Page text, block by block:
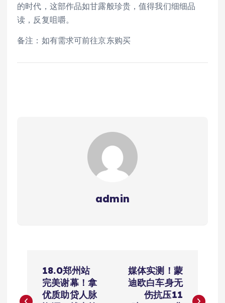
的时代，这部作品如甘露般珍贵，值得我们细细品
读，反复咀嚼。
备注：如有需求可前往京东购买
admin
18.0郑州站
完美谢幕！拿
优质助贷人脉
媒体实测！蒙
迪欧白车身无
伤抗压11